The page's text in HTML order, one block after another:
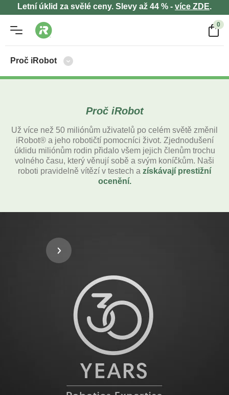
Letní úklid za svělé ceny. Slevy až 44 % - více ZDE.
0
Proč iRobot
Proč iRobot
Už více než 50 miliónům uživatelů po celém světě změnil
iRobot®a jeho robotičtí pomocníci život. Zjednodušení
úklidu miliónům rodin přidalo všem jejich členům trochu
volného času, který věnují sobě a svým koníčkům. Naši
roboti pravidelně vítězí v testech a získávají prestižní
ocenění.